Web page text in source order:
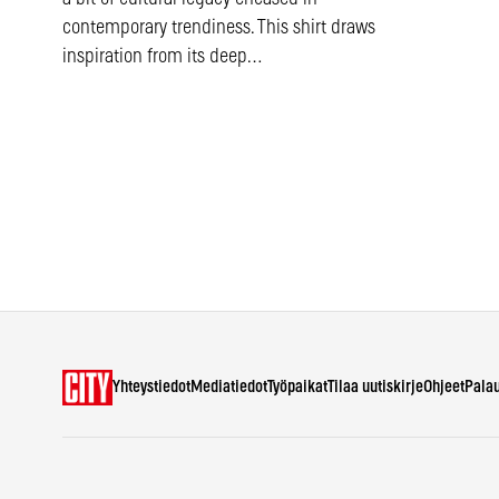
contemporary trendiness. This shirt draws
inspiration from its deep…
YhteystiedotMediatiedotTyöpaikatTilaa uutiskirjeOhjeet